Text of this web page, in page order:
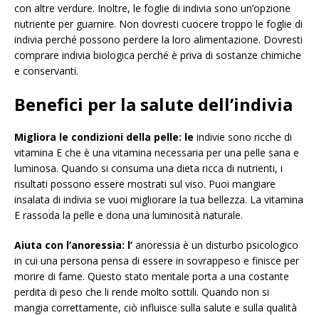
con altre verdure. Inoltre, le foglie di indivia sono un’opzione
nutriente per guarnire. Non dovresti cuocere troppo le foglie di
indivia perché possono perdere la loro alimentazione. Dovresti
comprare indivia biologica perché è priva di sostanze chimiche
e conservanti.
Benefici per la salute dell’indivia
Migliora le condizioni della pelle: le indivie sono ricche di
vitamina E che è una vitamina necessaria per una pelle sana e
luminosa. Quando si consuma una dieta ricca di nutrienti, i
risultati possono essere mostrati sul viso. Puoi mangiare
insalata di indivia se vuoi migliorare la tua bellezza. La vitamina
E rassoda la pelle e dona una luminosità naturale.
Aiuta con l’anoressia: l’ anoressia è un disturbo psicologico
in cui una persona pensa di essere in sovrappeso e finisce per
morire di fame. Questo stato mentale porta a una costante
perdita di peso che li rende molto sottili. Quando non si
mangia correttamente, ciò influisce sulla salute e sulla qualità